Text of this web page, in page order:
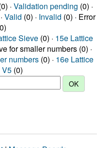
· Validation pending (0) ·
Valid (0) · Invalid (0) · Error
Sieve (0) · 15e Lattice
for smaller numbers (0) ·
numbers (0) · 16e Lattice
V5 (0)